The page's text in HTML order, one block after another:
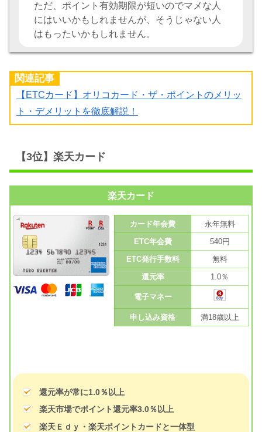
ただ、ポイント有効期限が短いのでマメな人
にはいいかもしれませんが、そうじゃない人
はもったいかもしれません。
関連記事
【ETCカード】オリコカード・ザ・ポイントのメリッ
ト・デメリットを徹底解説！
【3位】楽天カード
楽天カード
カード年会費
永年無料
ETC年会費
540円
ETC発行手数料
無料
還元率
1.0％
電子マネー
申し込み資格 満18歳以上
還元率が常に1.0％以上
楽天市場でポイント還元率3.0％以上
楽天Ｅｄｙ・楽天ポイントカードと一体型